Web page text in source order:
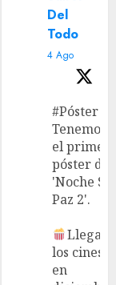
Del
Todo
4 Ago
#Póster
Tenemos
el primer
póster de
'Noche
Paz 2'.
Llega a
los cines
en